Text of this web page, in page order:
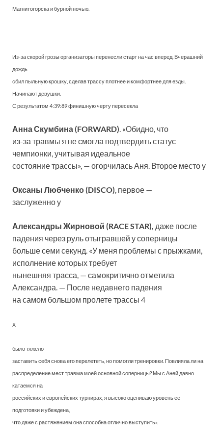
Магнитогорска и бурной ночью.
Из-за скорой грозы организаторы перенесли старт на час вперед. Вчерашний
дождь
сбил пыльную крошку, сделав трассу плотнее и комфортнее для езды.
Начинают девушки.
С результатом 4:39:89 финишную черту пересекла
Анна Скумбина (FORWARD) . «Обидно, что
из-за травмы я не смогла подтвердить статус
чемпионки, учитывая идеальное
состояние трассы», — огорчилась Аня. Второе место у
Оксаны Любченко (DISCO) , первое —
заслуженно у
Александры Жирновой (RACE STAR), даже после
падения через руль отыгравшей у соперницы
больше семи секунд. «У меня проблемы с прыжками,
исполнение которых требует
нынешняя трасса, — самокритично отметила
Александра. — После недавнего падения
на самом большом пролете трассы 4
X
было тяжело
заставить себя снова его перелететь, но помогли тренировки. Повлияла ли на
распределение мест травма моей основной соперницы? Мы с Аней давно
катаемся на
российских и европейских турнирах, я высоко оцениваю уровень ее
подготовки и убеждена,
что даже с растяжением она способна отлично выступить».